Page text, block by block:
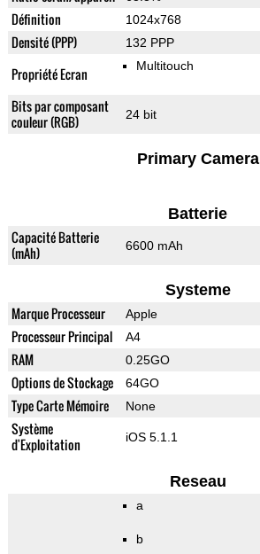
Définition 1024x768
Densité (PPP) 132 PPP
Propriété Ecran Multitouch
Bits par composant
couleur (RGB)
24 bit
Primary Camera
Batterie
Capacité Batterie
(mAh)
6600 mAh
Systeme
Marque Processeur Apple
Processeur Principal A4
RAM 0.25GO
Options de Stockage 64GO
Type Carte Mémoire None
Système
d'Exploitation
iOS 5.1.1
Reseau
a
b